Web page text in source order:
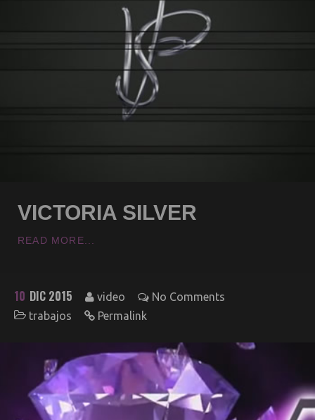
VICTORIA SILVER
READ MORE...
10 DIC 2015 video
No Comments
trabajos
Permalink